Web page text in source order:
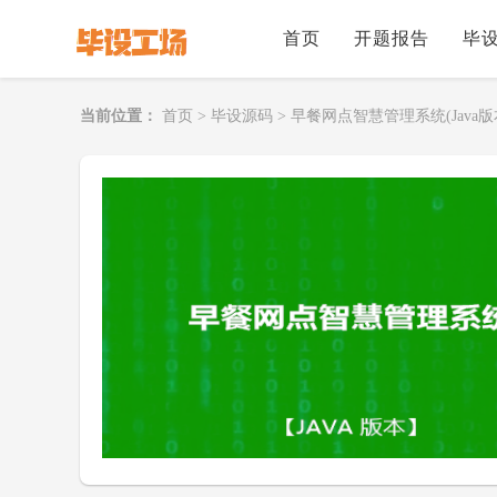
首页 开题报告 毕
当前位置： 首页 > 毕设源码 > 早餐网点智慧管理系统(Java